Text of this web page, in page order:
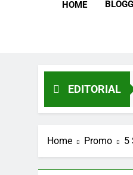
HOME
EDITORIAL
Home Promo 5